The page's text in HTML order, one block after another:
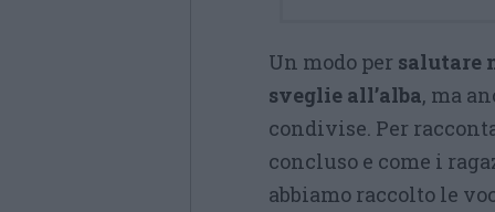
Un modo per salutare
sveglie all’alba, ma
condivise. Per
concluso e come i
abbiamo raccolto le